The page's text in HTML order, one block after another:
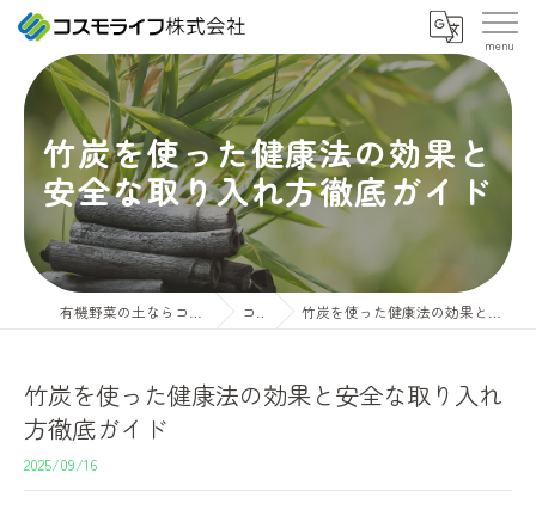
竹炭を使った健康法の効果と
安全な取り入れ方徹底ガイド
コラム 竹炭を使った健康法の効果と安全な取り入れ方徹底ガイド
竹炭を使った健康法の効果と安全な取り入れ
方徹底ガイド
2025/09/16